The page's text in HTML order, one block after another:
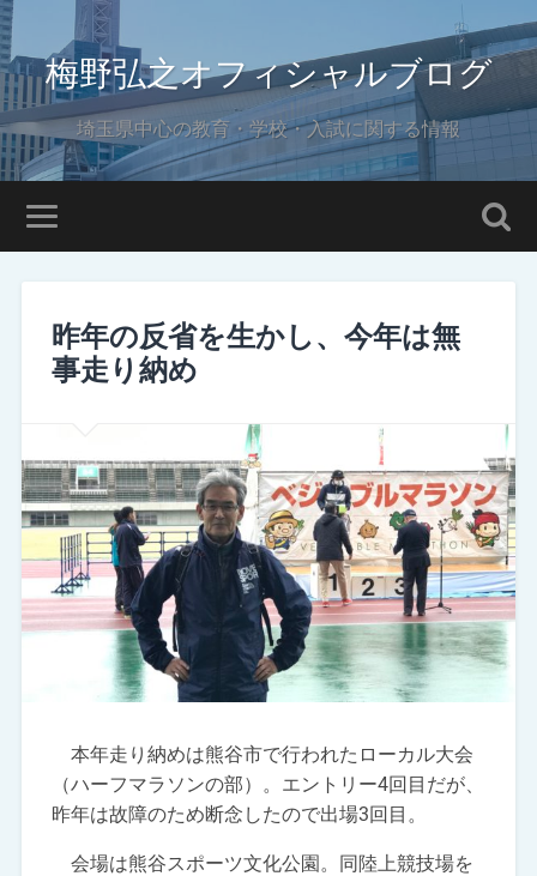
梅野弘之オフィシャルブログ
埼玉県中心の教育・学校・入試に関する情報
昨年の反省を生かし、今年は無
事走り納め
本年走り納めは熊谷市で行われたローカル大会
（ハーフマラソンの部）。エントリー4回目だが、
昨年は故障のため断念したので出場3回目。
会場は熊谷スポーツ文化公園。同陸上競技場を